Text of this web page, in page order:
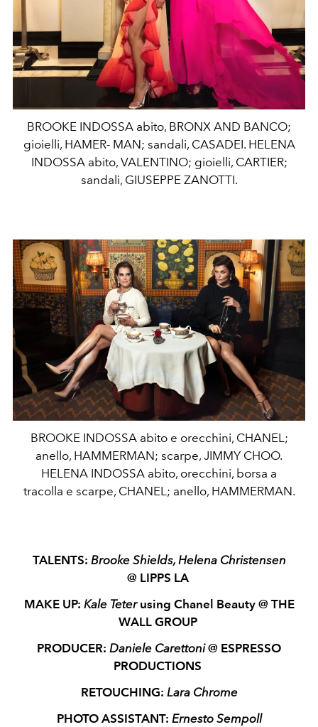
BROOKE INDOSSA abito, BRONX AND BANCO;
gioielli, HAMER- MAN; sandali, CASADEI. HELENA
INDOSSA abito, VALENTINO; gioielli, CARTIER;
sandali, GIUSEPPE ZANOTTI.
BROOKE INDOSSA abito e orecchini, CHANEL;
anello, HAMMERMAN; scarpe, JIMMY CHOO.
HELENA INDOSSA abito, orecchini, borsa a
tracolla e scarpe, CHANEL; anello, HAMMERMAN.
TALENTS: Brooke Shields, Helena Christensen
@ LIPPS LA
MAKE UP: Kale Teterusing Chanel Beauty @ THE
WALL GROUP
PRODUCER: Daniele Carettoni@ ESPRESSO
PRODUCTIONS
RETOUCHING: Lara Chrome
PHOTO ASSISTANT: Ernesto Sempoll